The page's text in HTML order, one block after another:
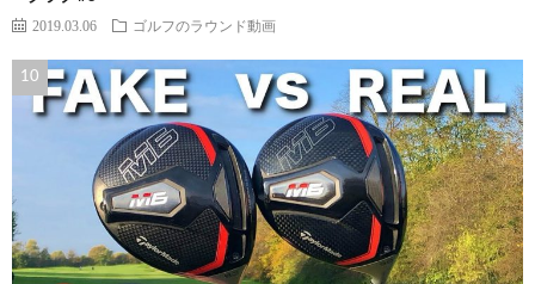
2019.03.06 ゴルフのラウンド動画